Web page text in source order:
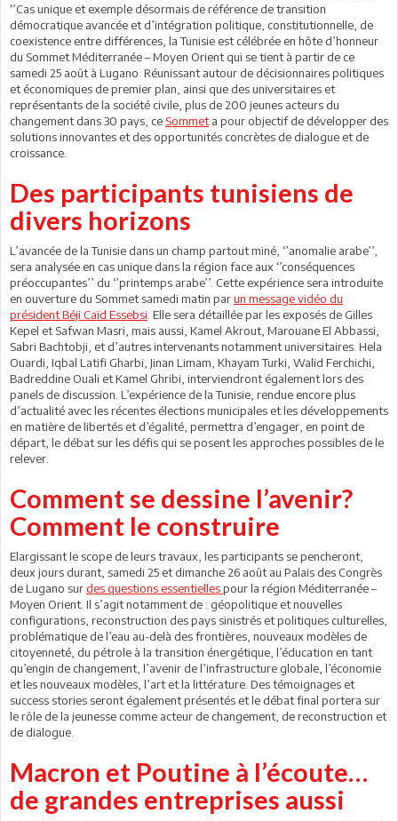
‘’Cas unique et exemple désormais de référence de transition
démocratique avancée et d’intégration politique, constitutionnelle, de
coexistence entre différences, la Tunisie est célébrée en hôte d’honneur
du Sommet Méditerranée – Moyen Orient qui se tient à partir de ce
samedi 25 août à Lugano. Réunissant autour de décisionnaires politiques
et économiques de premier plan, ainsi que des universitaires et
représentants de la société civile, plus de 200 jeunes acteurs du
changement dans 30 pays, ce Sommeta pour objectif de développer des
solutions innovantes et des opportunités concrètes de dialogue et de
croissance.
Des participants tunisiens de
divers horizons
L’avancée de la Tunisie dans un champ partout miné, ‘’anomalie arabe’’,
sera analysée en cas unique dans la région face aux ‘’conséquences
préoccupantes’’ du ‘’printemps arabe’’. Cette expérience sera introduite
en ouverture du Sommet samedi matin parun message vidéo du
président Béji Caïd Essebsi . Elle sera détaillée par les exposés de Gilles
Kepel et Safwan Masri, mais aussi, Kamel Akrout, Marouane El Abbassi,
Sabri Bachtobji, et d’autres intervenants notamment universitaires. Hela
Ouardi, Iqbal Latifi Gharbi, Jinan Limam, Khayam Turki, Walid Ferchichi,
Badreddine Ouali et Kamel Ghribi, interviendront également lors des
panels de discussion. L’expérience de la Tunisie, rendue encore plus
d’actualité avec les récentes élections municipales et les développements
en matière de libertés et d’égalité, permettra d’engager, en point de
départ, le débat sur les défis qui se posent les approches possibles de le
relever.
Comment se dessine l’avenir?
Comment le construire
Elargissant le scope de leurs travaux, les participants se pencheront,
deux jours durant, samedi 25 et dimanche 26 août au Palais des Congrès
de Lugano sur des questions essentiellespour la région Méditerranée –
Moyen Orient. Il s’agit notamment de : géopolitique et nouvelles
configurations, reconstruction des pays sinistrés et politiques culturelles,
problématique de l’eau au-delà des frontières, nouveaux modèles de
citoyenneté, du pétrole à la transition énergétique, l’éducation en tant
qu’engin de changement, l’avenir de l’infrastructure globale, l’économie
et les nouveaux modèles, l’art et la littérature. Des témoignages et
success stories seront également présentés et le débat final portera sur
le rôle de la jeunesse comme acteur de changement, de reconstruction et
de dialogue.
Macron et Poutine à l’écoute…
de grandes entreprises aussi